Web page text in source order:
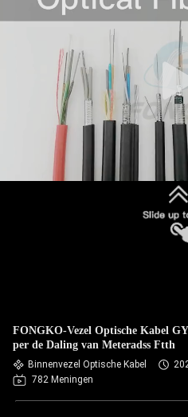
FONGKO-Vezel Optische Kabel
per de Daling van Meteradss Ftth
Binnenvezel Optische Kabel
782 Meningen